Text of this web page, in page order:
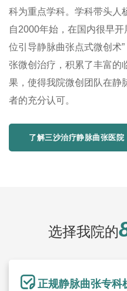
科为重点学科。学科带头人
自2000年始，在国内很早
位引导静脉曲张点式微创术
张微创治疗，积累了丰富的
果，使得我院微创团队在静
者的充分认可。
了解三沙治疗静脉曲张医院
选择我院的
正规静脉曲张专科